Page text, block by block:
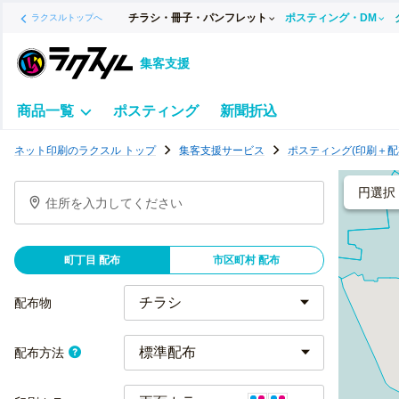
ラクスルトップへ チラシ・冊子・パンフレット ポスティング・DM
集客支援
商品一覧 ポスティング 新聞折込
テ
グ
ラ
ネット印刷のラクスル トップ 集客支援サービス ポスティング(印刷＋
住所を入力してください
町丁目 配布 市区町村 配布
配布物
配布方法 標準配布
円選択